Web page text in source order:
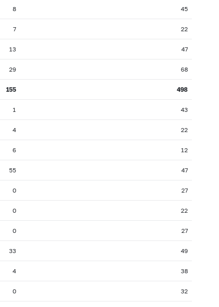
8 45
7 22
13 47
29 68
155 498
1 43
4 22
6 12
55 47
0 27
0 22
0 27
33 49
4 38
0 32